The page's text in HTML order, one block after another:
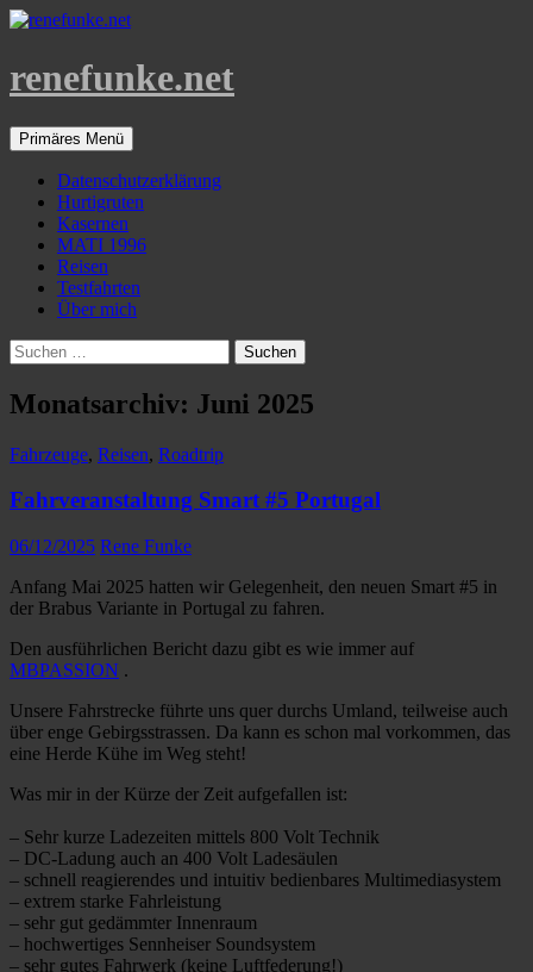
Zum
renefunke.net
Suchen
Primäres Menü
Datenschutzerklärung
Hurtigruten
Kasernen
MATI 1996
Reisen
Testfahrten
Über mich
Suchen
nach:
Monatsarchiv: Juni 2025
Fahrzeuge, Reisen, Roadtrip
Fahrveranstaltung Smart #5 Portugal
06/12/2025 Rene Funke
Anfang Mai 2025 hatten wir Gelegenheit, den neuen Smart #5 in
der Brabus Variante in Portugal zu fahren.
Den ausführlichen Bericht dazu gibt es wie immer auf
MBPASSION .
Unsere Fahrstrecke führte uns quer durchs Umland, teilweise auch
über enge Gebirgsstrassen. Da kann es schon mal vorkommen, das
eine Herde Kühe im Weg steht!
Was mir in der Kürze der Zeit aufgefallen ist:
– Sehr kurze Ladezeiten mittels 800 Volt Technik
– DC-Ladung auch an 400 Volt Ladesäulen
– schnell reagierendes und intuitiv bedienbares Multimediasystem
– extrem starke Fahrleistung
– sehr gut gedämmter Innenraum
– hochwertiges Sennheiser Soundsystem
– sehr gutes Fahrwerk (keine Luftfederung!)